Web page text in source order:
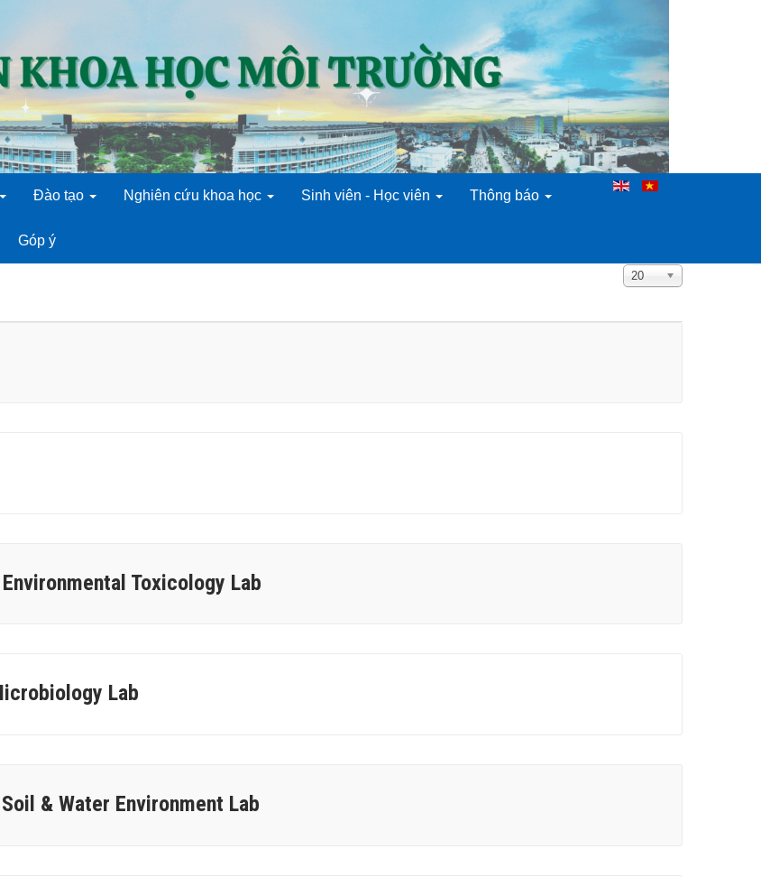
Đào tạo Nghiên cứu khoa học Sinh viên - Học viên Thông báo
Góp ý
Hiển
#
20
Toxicology Lab
Lab
& Water Environment Lab